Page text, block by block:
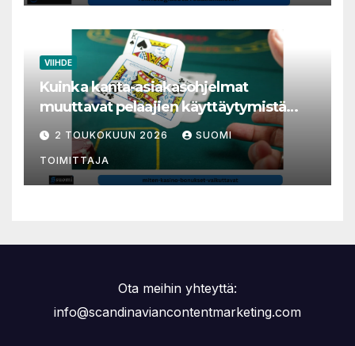
VIIHDE
Kuinka kanta-asiakasohjelmat
muuttavat pelaajien käyttäytymistä
nettikasinoilla
2 TOUKOKUUN 2026 SUOMI
TOIMITTAJA
Ota meihin yhteyttä:
info@scandinaviancontentmarketing.com